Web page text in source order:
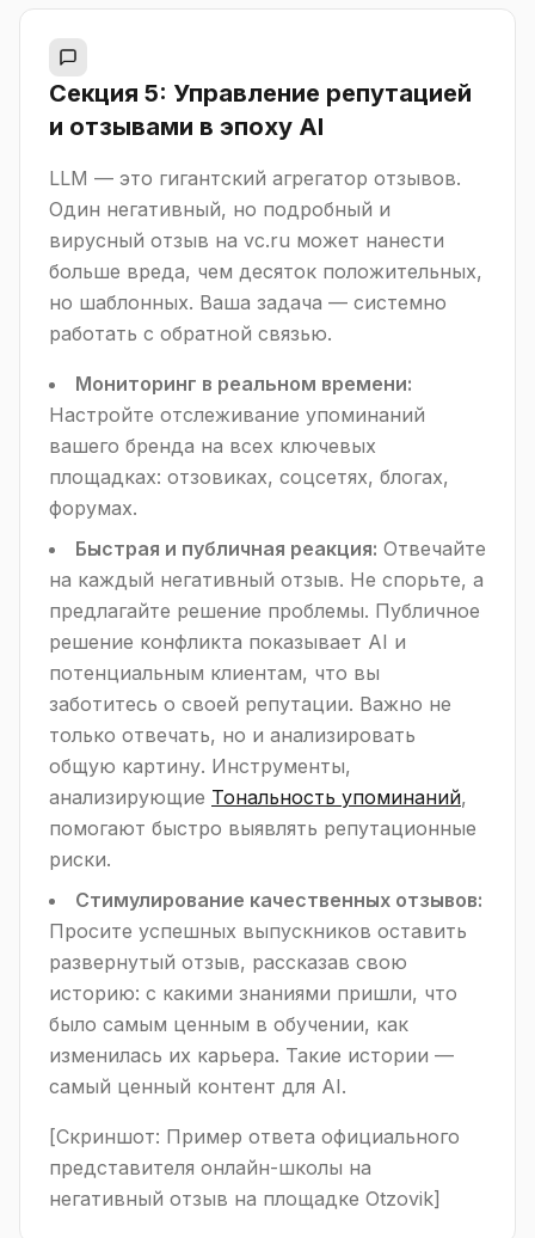
Секция 5: Управление репутацией
и отзывами в эпоху AI
LLM — это гигантский агрегатор отзывов.
Один негативный, но подробный и
вирусный отзыв на vc.ru может нанести
больше вреда, чем десяток положительных,
но шаблонных. Ваша задача — системно
работать с обратной связью.
Мониторинг в реальном времени:
Настройте отслеживание упоминаний
вашего бренда на всех ключевых
площадках: отзовиках, соцсетях, блогах,
форумах.
Быстрая и публичная реакция: Отвечайте
на каждый негативный отзыв. Не спорьте, а
предлагайте решение проблемы. Публичное
решение конфликта показывает AI и
потенциальным клиентам, что вы
заботитесь о своей репутации. Важно не
только отвечать, но и анализировать
общую картину. Инструменты,
анализирующие Тональность упоминаний,
помогают быстро выявлять репутационные
риски.
Стимулирование качественных отзывов:
Просите успешных выпускников оставить
развернутый отзыв, рассказав свою
историю: с какими знаниями пришли, что
было самым ценным в обучении, как
изменилась их карьера. Такие истории —
самый ценный контент для AI.
[Скриншот: Пример ответа официального
представителя онлайн-школы на
негативный отзыв на площадке Otzovik]